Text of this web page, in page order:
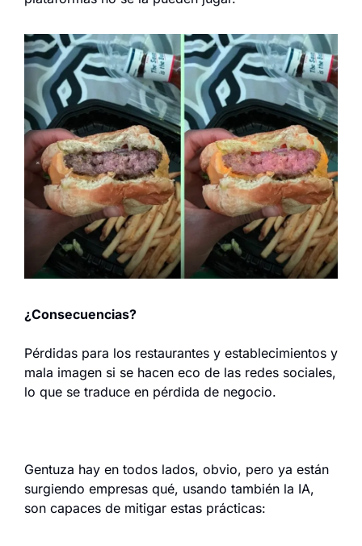
¿Consecuencias?
Pérdidas para los restaurantes y establecimientos y
mala imagen si se hacen eco de las redes sociales,
lo que se traduce en pérdida de negocio.
Gentuza hay en todos lados, obvio, pero ya están
surgiendo empresas qué, usando también la IA,
son capaces de mitigar estas prácticas: